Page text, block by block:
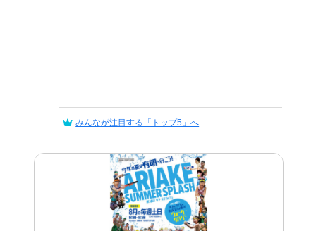
みんなが注目する「トップ5」へ